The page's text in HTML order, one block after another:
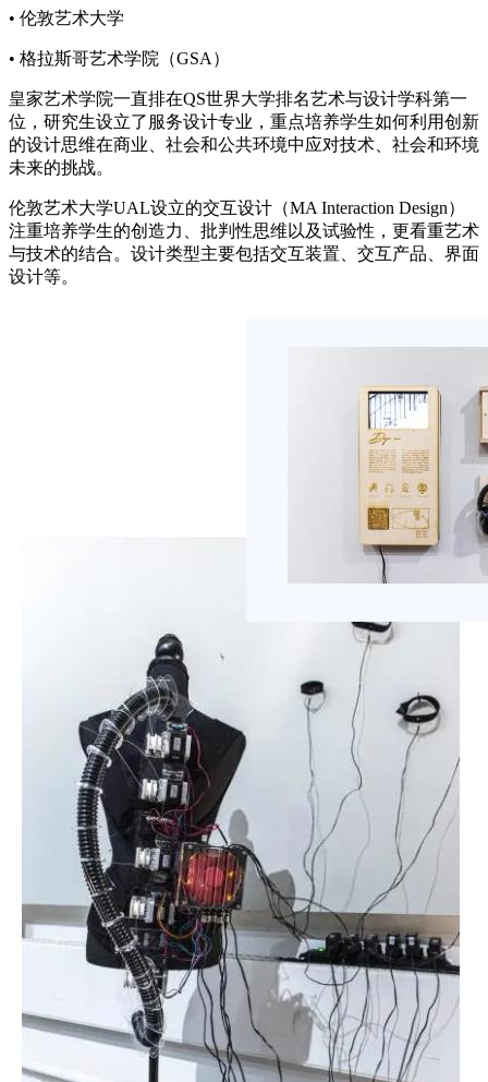
• 伦敦艺术大学
• 格拉斯哥艺术学院（GSA）
皇家艺术学院一直排在QS世界大学排名艺术与设计学科第一
位，研究生设立了服务设计专业，重点培养学生如何利用创新
的设计思维在商业、社会和公共环境中应对技术、社会和环境
未来的挑战。
伦敦艺术大学UAL设立的交互设计（MA Interaction Design）
注重培养学生的创造力、批判性思维以及试验性，更看重艺术
与技术的结合。设计类型主要包括交互装置、交互产品、界面
设计等。